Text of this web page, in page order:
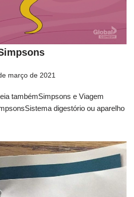
março de 2021
tambémSimpsons e Viagem
digestório ou aparelho